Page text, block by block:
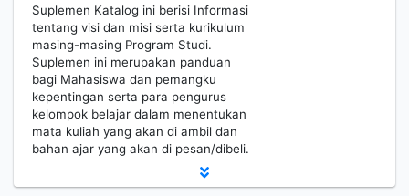
Suplemen Katalog ini berisi Informasi
tentang visi dan misi serta kurikulum
masing-masing Program Studi.
Suplemen ini merupakan panduan
bagi Mahasiswa dan pemangku
kepentingan serta para pengurus
kelompok belajar dalam menentukan
mata kuliah yang akan di ambil dan
bahan ajar yang akan di pesan/dibeli.